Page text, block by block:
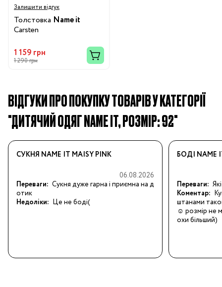
Залишити відгук
Толстовка Name it
Carsten
1 159 грн
1 290 грн
ВІДГУКИ ПРО ПОКУПКУ ТОВАРІВ У КАТЕГОРІЇ
"ДИТЯЧИЙ ОДЯГ NAME IT, РОЗМІР: 92"
СУКНЯ NAME IT MAISY PINK
06.08.2026
Переваги: Сукня дуже гарна і приємна на д
отик
Недоліки: Це не боді(
БОДІ NAME
Переваги:
Коментар:
штанами
☺️ розмір не
охи більший)